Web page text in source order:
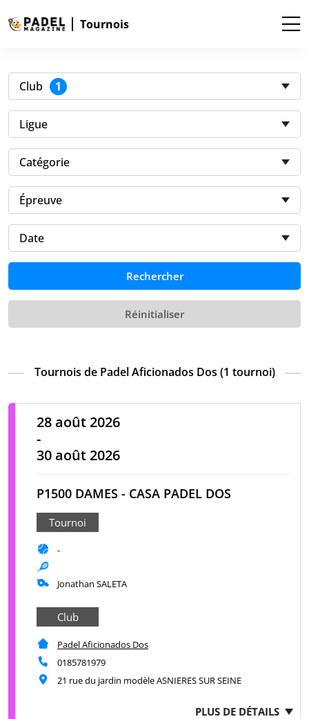
Tournois
Club 1
Ligue
Catégorie
Épreuve
Date
Rechercher
Réinitialiser
Tournois de Padel Aficionados Dos (1 tournoi)
28 août 2026
-
30 août 2026
P1500 DAMES - CASA PADEL DOS
Tournoi
-
Jonathan SALETA
Club
Padel Aficionados Dos
0185781979
21 rue du jardin modèle ASNIERES SUR SEINE
PLUS DE DÉTAILS